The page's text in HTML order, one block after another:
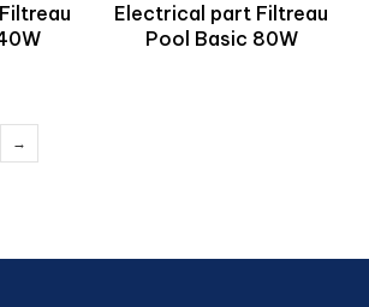
Electrical part Filtreau
Pool Basic 80W
→